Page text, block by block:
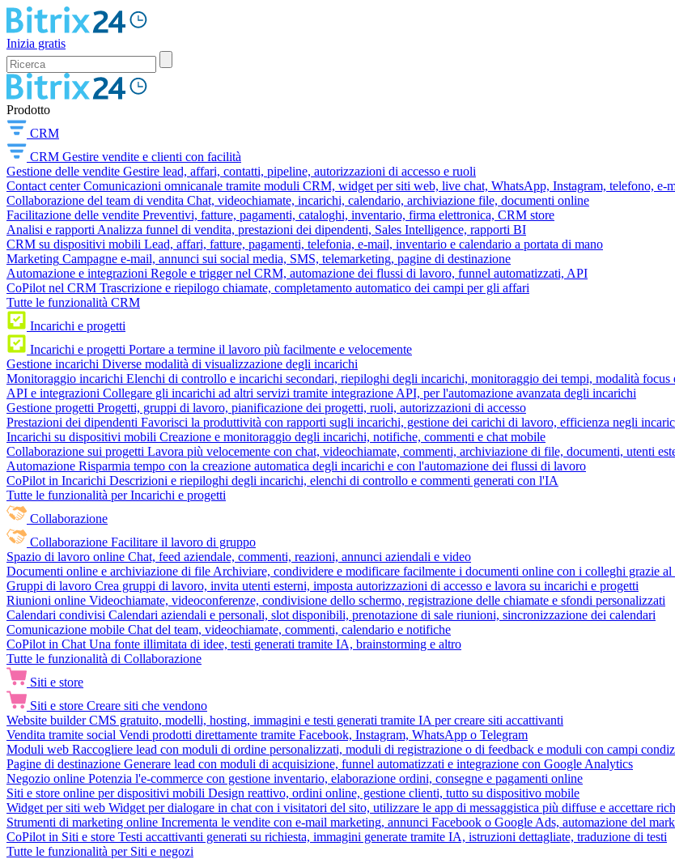
Inizia gratis
Prodotto
CRM
CRM Gestire vendite e clienti con facilità
Gestione delle vendite Gestire lead, affari, contatti, pipeline, autorizzazioni di accesso e ruoli
Contact center Comunicazioni omnicanale tramite moduli CRM, widget per siti web, live chat, WhatsApp, Instagram, telefono, e-
Collaborazione del team di vendita Chat, videochiamate, incarichi, calendario, archiviazione file, documenti online
Facilitazione delle vendite Preventivi, fatture, pagamenti, cataloghi, inventario, firma elettronica, CRM store
Analisi e rapporti Analizza funnel di vendita, prestazioni dei dipendenti, Sales Intelligence, rapporti BI
CRM su dispositivi mobili Lead, affari, fatture, pagamenti, telefonia, e-mail, inventario e calendario a portata di mano
Marketing Campagne e-mail, annunci sui social media, SMS, telemarketing, pagine di destinazione
Automazione e integrazioni Regole e trigger nel CRM, automazione dei flussi di lavoro, funnel automatizzati, API
CoPilot nel CRM Trascrizione e riepilogo chiamate, completamento automatico dei campi per gli affari
Tutte le funzionalità CRM
Incarichi e progetti
Incarichi e progetti Portare a termine il lavoro più facilmente e velocemente
Gestione incarichi Diverse modalità di visualizzazione degli incarichi
Monitoraggio incarichi Elenchi di controllo e incarichi secondari, riepiloghi degli incarichi, monitoraggio dei tempi, modalità focus
API e integrazioni Collegare gli incarichi ad altri servizi tramite integrazione API, per l'automazione avanzata degli incarichi
Gestione progetti Progetti, gruppi di lavoro, pianificazione dei progetti, ruoli, autorizzazioni di accesso
Prestazioni dei dipendenti Favorisci la produttività con rapporti sugli incarichi, gestione dei carichi di lavoro, efficienza negli
Incarichi su dispositivi mobili Creazione e monitoraggio degli incarichi, notifiche, commenti e chat mobile
Collaborazione sui progetti Lavora più velocemente con chat, videochiamate, commenti, archiviazione di file, documenti, utenti
Automazione Risparmia tempo con la creazione automatica degli incarichi e con l'automazione dei flussi di lavoro
CoPilot in Incarichi Descrizioni e riepiloghi degli incarichi, elenchi di controllo e commenti generati con l'IA
Tutte le funzionalità per Incarichi e progetti
Collaborazione
Collaborazione Facilitare il lavoro di gruppo
Spazio di lavoro online Chat, feed aziendale, commenti, reazioni, annunci aziendali e video
Documenti online e archiviazione di file Archiviare, condividere e modificare facilmente i documenti online con i colleghi grazie al
Gruppi di lavoro Crea gruppi di lavoro, invita utenti esterni, imposta autorizzazioni di accesso e lavora su incarichi e progetti
Riunioni online Videochiamate, videoconferenze, condivisione dello schermo, registrazione delle chiamate e sfondi personalizzati
Calendari condivisi Calendari aziendali e personali, slot disponibili, prenotazione di sale riunioni, sincronizzazione dei calendari
Comunicazione mobile Chat del team, videochiamate, commenti, calendario e notifiche
CoPilot in Chat Una fonte illimitata di idee, testi generati tramite IA, brainstorming e altro
Tutte le funzionalità di Collaborazione
Siti e store
Siti e store Creare siti che vendono
Website builder CMS gratuito, modelli, hosting, immagini e testi generati tramite IA per creare siti accattivanti
Vendita tramite social Vendi prodotti direttamente tramite Facebook, Instagram, WhatsApp o Telegram
Moduli web Raccogliere lead con moduli di ordine personalizzati, moduli di registrazione o di feedback e moduli con campi
Pagine di destinazione Generare lead con moduli di acquisizione, funnel automatizzati e integrazione con Google Analytics
Negozio online Potenzia l'e-commerce con gestione inventario, elaborazione ordini, consegne e pagamenti online
Siti e store online per dispositivi mobili Design reattivo, ordini online, gestione clienti, tutto su dispositivo mobile
Widget per siti web Widget per dialogare in chat con i visitatori del sito, utilizzare le app di messaggistica più diffuse e accettare
Strumenti di marketing online Incrementa le vendite con e-mail marketing, annunci Facebook o Google Ads, automazione del
CoPilot in Siti e store Testi accattivanti generati su richiesta, immagini generate tramite IA, istruzioni dettagliate, traduzione di testi
Tutte le funzionalità per Siti e negozi